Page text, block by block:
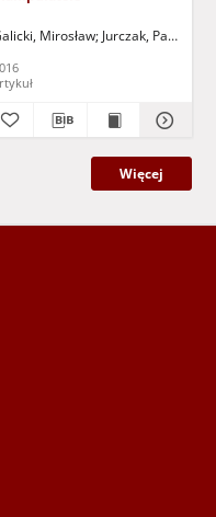
Hocine Jurczak, Paweł - red.
Mirosław Jurczak, Paweł - red.
Więcej